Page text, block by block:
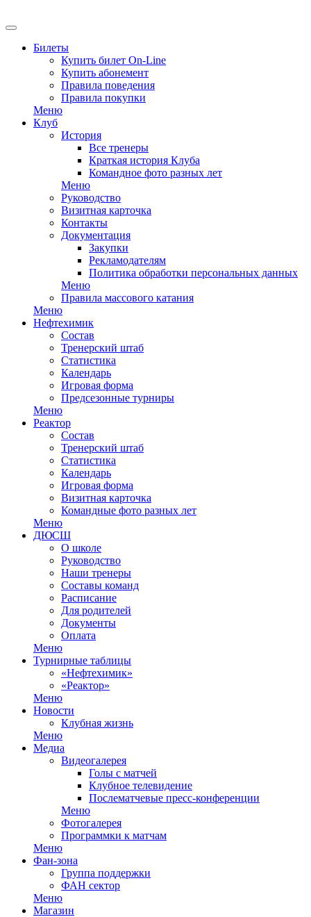
Билеты
Купить билет On-Line
Купить абонемент
Правила поведения
Правила покупки
Меню
Клуб
История
Все тренеры
Краткая история Клуба
Командное фото разных лет
Меню
Руководство
Визитная карточка
Контакты
Документация
Закупки
Рекламодателям
Политика обработки персональных данных
Меню
Правила массового катания
Меню
Нефтехимик
Состав
Тренерский штаб
Статистика
Календарь
Игровая форма
Предсезонные турниры
Меню
Реактор
Состав
Тренерский штаб
Статистика
Календарь
Игровая форма
Визитная карточка
Командные фото разных лет
Меню
ДЮСШ
О школе
Руководство
Наши тренеры
Составы команд
Расписание
Для родителей
Документы
Оплата
Меню
Турнирные таблицы
«Нефтехимик»
«Реактор»
Меню
Новости
Клубная жизнь
Меню
Медиа
Видеогалерея
Голы с матчей
Клубное телевидение
Послематчевые пресс-конференции
Меню
Фотогалерея
Программки к матчам
Меню
Фан-зона
Группа поддержки
ФАН сектор
Меню
Магазин